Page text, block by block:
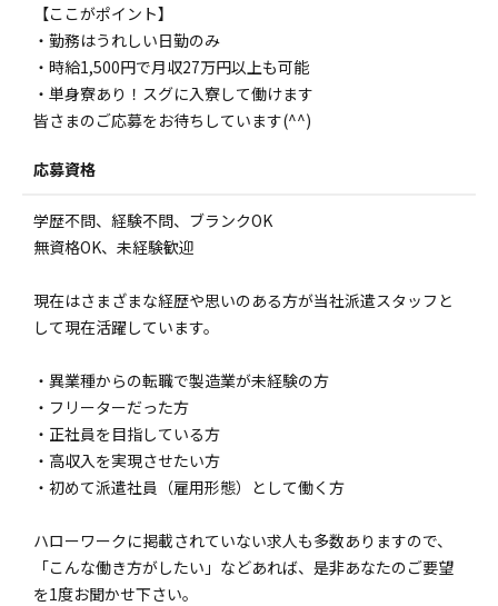
【ここがポイント】
・勤務はうれしい日勤のみ
・時給1,500円で月収27万円以上も可能
・単身寮あり！スグに入寮して働けます
皆さまのご応募をお待ちしています(^^)
応募資格
学歴不問、経験不問、ブランクOK
無資格OK、未経験歓迎
現在はさまざまな経歴や思いのある方が当社派遣スタッフと
して現在活躍しています。
・異業種からの転職で製造業が未経験の方
・フリーターだった方
・正社員を目指している方
・高収入を実現させたい方
・初めて派遣社員（雇用形態）として働く方
ハローワークに掲載されていない求人も多数ありますので、
「こんな働き方がしたい」などあれば、是非あなたのご要望
を1度お聞かせ下さい。